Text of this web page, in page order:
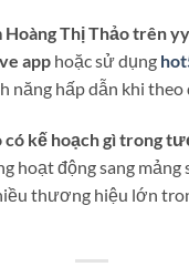
Hoàng Thị Thảo trên
app hoặc sử dụng
năng hấp dẫn khi theo
có kế hoạch gì trong
hoạt động sang mảng
thương hiệu lớn